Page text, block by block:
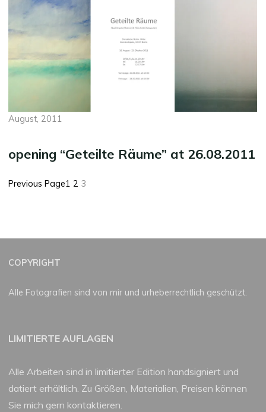
August, 2011
opening “Geteilte Räume” at 26.08.2011
Previous Page1 2 3
COPYRIGHT
Alle Fotografien sind von mir und urheberrechtlich geschützt.
LIMITIERTE AUFLAGEN
Alle Arbeiten sind in limitierter Edition handsigniert und
datiert erhältlich. Zu Größen, Materialien, Preisen können
Sie mich gern kontaktieren.